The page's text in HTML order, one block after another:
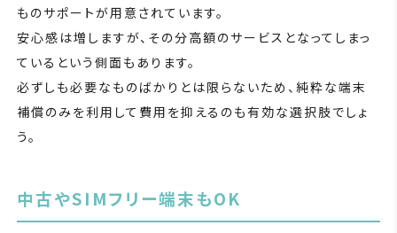
ものサポートが用意されています。
安心感は増しますが、その分高額のサービスとなってしまっ
ているという側面もあります。
必ずしも必要なものばかりとは限らないため、純粋な端末
補償のみを利用して費用を抑えるのも有効な選択肢でしょ
う。
中古やSIMフリー端末もOK